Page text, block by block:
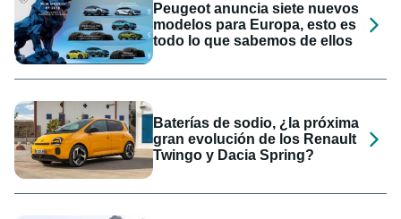
Peugeot anuncia siete nuevos
modelos para Europa, esto es
todo lo que sabemos de ellos
Baterías de sodio, ¿la próxima
gran evolución de los Renault
Twingo y Dacia Spring?